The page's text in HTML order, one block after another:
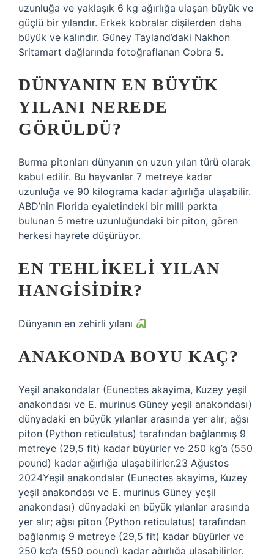
uzunluğa ve yaklaşık 6 kg ağırlığa ulaşan büyük ve
güçlü bir yılandır. Erkek kobralar dişilerden daha
büyük ve kalındır. Güney Tayland’daki Nakhon
Sritamart dağlarında fotoğraflanan Cobra 5.
DÜNYANIN EN BÜYÜK
YILANI NEREDE
GÖRÜLDÜ?
Burma pitonları dünyanın en uzun yılan türü olarak
kabul edilir. Bu hayvanlar 7 metreye kadar
uzunluğa ve 90 kilograma kadar ağırlığa ulaşabilir.
ABD’nin Florida eyaletindeki bir milli parkta
bulunan 5 metre uzunluğundaki bir piton, gören
herkesi hayrete düşürüyor.
EN TEHLIKELI YILAN
HANGISIDIR?
Dünyanın en zehirli yılanı
ANAKONDA BOYU KAÇ?
Yeşil anakondalar (Eunectes akayima, Kuzey yeşil
anakondası ve E. murinus Güney yeşil anakondası)
dünyadaki en büyük yılanlar arasında yer alır; ağsı
piton (Python reticulatus) tarafından bağlanmış 9
metreye (29,5 fit) kadar büyürler ve 250 kg’a (550
pound) kadar ağırlığa ulaşabilirler.23 Ağustos
2024Yeşil anakondalar (Eunectes akayima, Kuzey
yeşil anakondası ve E. murinus Güney yeşil
anakondası) dünyadaki en büyük yılanlar arasında
yer alır; ağsı piton (Python reticulatus) tarafından
bağlanmış 9 metreye (29,5 fit) kadar büyürler ve
250 kg’a (550 pound) kadar ağırlığa ulaşabilirler.